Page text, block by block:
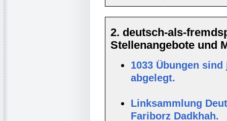
2. deutsch-als-
Stellenangebote und
1033 Übungen
abgelegt.
Linksammlung
Fariborz Dadkhah.